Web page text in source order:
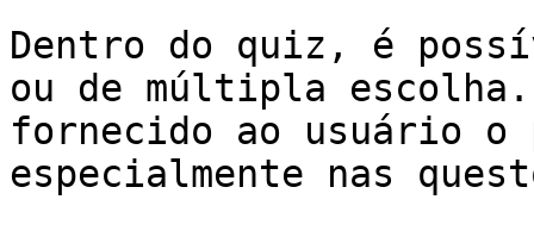
Dentro do quiz, é
ou de múltipla
fornecido ao usuário o
especialmente nas